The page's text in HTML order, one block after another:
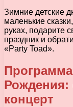
Зимние детские
маленькие
руках, подарите
праздник и
«Party Toad».
Рождения:
концерт